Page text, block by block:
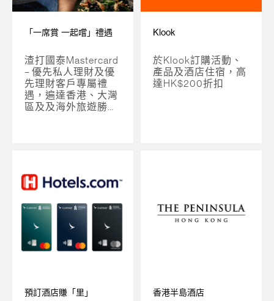
「一席賞 一起嚐」禮遇
渣打國泰Mastercard
– 優先私人理財及優
先理財客戶專屬禮
遇，遍達香港、大灣
區及及海外旅遊勝地
Klook
於Klook訂購活動、
產品及酒店住宿，高
達HK$200折扣
預訂酒店賺「里」 香港半島酒店